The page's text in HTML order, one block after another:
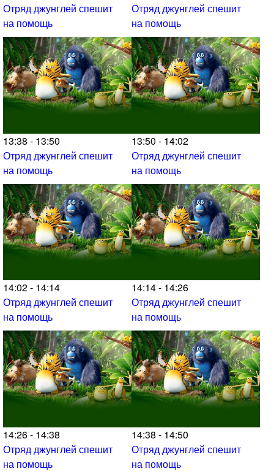
Отряд джунглей спешит
на помощь
Отряд джунглей спешит
на помощь
13:38 - 13:50
Отряд джунглей спешит
на помощь
13:50 - 14:02
Отряд джунглей спешит
на помощь
14:02 - 14:14
Отряд джунглей спешит
на помощь
14:14 - 14:26
Отряд джунглей спешит
на помощь
14:26 - 14:38
Отряд джунглей спешит
на помощь
14:38 - 14:50
Отряд джунглей спешит
на помощь